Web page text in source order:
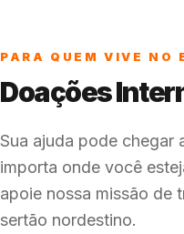
PARA QUEM VIVE NO
Doações
Sua ajuda pode chegar
importa onde você
apoie nossa missão de
sertão nordestino.